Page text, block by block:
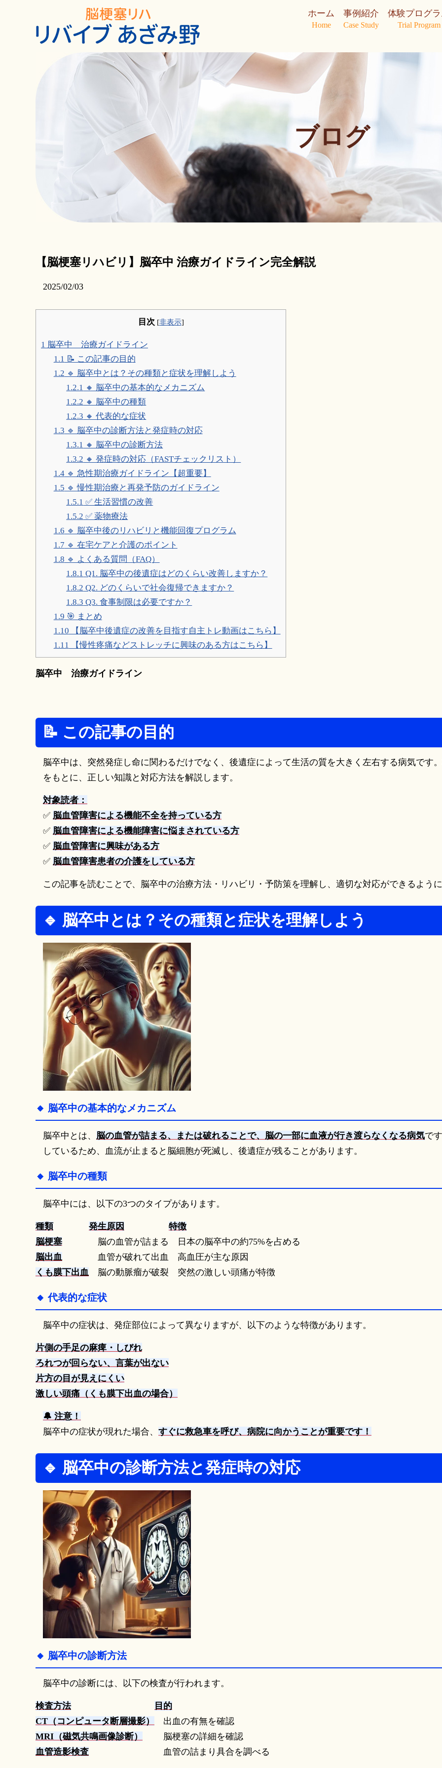
ホーム
Home
事例紹介
Case Study
体験プログ
Trial Program
ブログ
【脳梗塞リハビリ】脳卒中 治療ガイドライン完全解説
2025/02/03
目次 [非表示]
1 脳卒中 治療ガイドライン
1.1 📝 この記事の目的
1.2 🔹 脳卒中とは？その種類と症状を理解しよう
1.2.1 🔸 脳卒中の基本的なメカニズム
1.2.2 🔸 脳卒中の種類
1.2.3 🔸 代表的な症状
1.3 🔹 脳卒中の診断方法と発症時の対応
1.3.1 🔸 脳卒中の診断方法
1.3.2 🔸 発症時の対応（FASTチェックリスト）
1.4🔹 急性期治療ガイドライン【超重要】
1.5 🔹 慢性期治療と再発予防のガイドライン
1.5.1 ✅ 生活習慣の改善
1.5.2 ✅ 薬物療法
1.6 🔹 脳卒中後のリハビリと機能回復プログラム
1.7 🔹 在宅ケアと介護のポイント
1.8 🔹 よくある質問（FAQ）
1.8.1 Q1. 脳卒中の後遺症はどのくらい改善しますか？
1.8.2 Q2. どのくらいで社会復帰できますか？
1.8.3 Q3. 食事制限は必要ですか？
1.9 🎯 まとめ
1.10 【脳卒中後遺症の改善を目指す自主トレ動画はこちら】
1.11 【慢性疼痛などストレッチに興味のある方はこちら】
脳卒中 治療ガイドライン
📝 この記事の目的
脳卒中は、突然発症し命に関わるだけでなく、後遺症によって生活の質を大きく左右する病気です。
をもとに、正しい知識と対応方法を解説します。
対象読者：
✅ 脳血管障害による機能不全を持っている方
✅ 脳血管障害による機能障害に悩まされている方
✅ 脳血管障害に興味がある方
✅ 脳血管障害患者の介護をしている方
この記事を読むことで、脳卒中の治療方法・リハビリ・予防策を理解し、適切な対応ができるように
🔹 脳卒中とは？その種類と症状を理解しよう
🔸 脳卒中の基本的なメカニズム
脳卒中とは、 脳の血管が詰まる、または破れることで、脳の一部に血液が行き渡らなくなる病気で
しているため、血流が止まると脳細胞が死滅し、後遺症が残ることがあります。
🔸 脳卒中の種類
脳卒中には、以下の3つのタイプがあります。
種類 発生原因
特徴
脳梗塞
脳の血管が詰まる 日本の脳卒中の約75%を占める
脳出血
血管が破れて出血
高血圧が主な原因
くも膜下出血 脳の動脈瘤が破裂 突然の激しい頭痛が特徴
🔸 代表的な症状
脳卒中の症状は、発症部位によって異なりますが、以下のような特徴があります。
片側の手足の麻痺・しびれ
ろれつが回らない、言葉が出ない
片方の目が見えにくい
激しい頭痛（くも膜下出血の場合）
🔔 注意！
脳卒中の症状が現れた場合、 すぐに救急車を呼び、病院に向かうことが重要です！
🔹 脳卒中の診断方法と発症時の対応
🔸 脳卒中の診断方法
脳卒中の診断には、以下の検査が行われます。
検査方法
目的
CT（コンピュータ断層撮影）
出血の有無を確認
MRI（磁気共鳴画像診断）
脳梗塞の詳細を確認
血管造影検査
血管の詰まり具合を調べる